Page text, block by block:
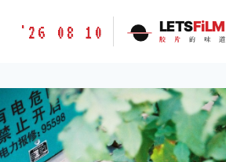
胶
味
道
LETSFILM
'26 08 10 LETSFiLM
胶 片 的 味 道